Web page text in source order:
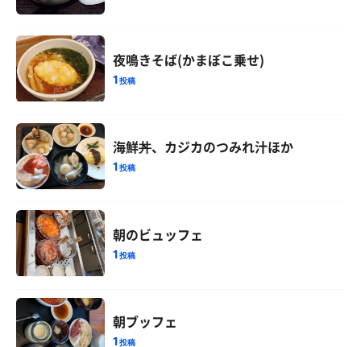
夜鳴きそば(かまぼこ乗せ)
1投稿
海鮮丼、カジカのつみれ汁ほか
1投稿
朝のビュッフェ
1投稿
朝ブッフェ
1投稿